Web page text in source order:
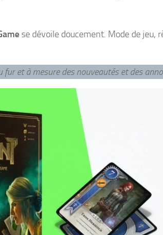
se dévoile doucement. Mode de jeu,
et à mesure des nouveautés et des